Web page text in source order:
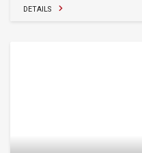
DETAILS